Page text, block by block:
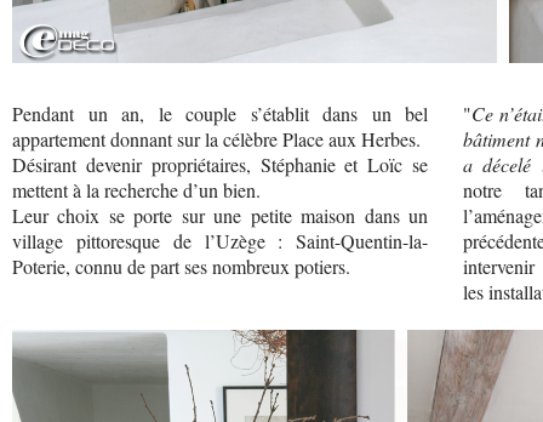
Pendant un an, le couple s’établit dans un bel
appartement donnant sur la célèbre Place aux Herbes.
Désirant devenir propriétaires, Stéphanie et Loïc se
mettent à la recherche d’un bien.
Leur choix se porte sur une petite maison dans un
village pittoresque de l’Uzège : Saint-Quentin-la-
Poterie, connu de part ses nombreux potiers.
"Ce
bâtiment
a décelé
notre
intervenir
les